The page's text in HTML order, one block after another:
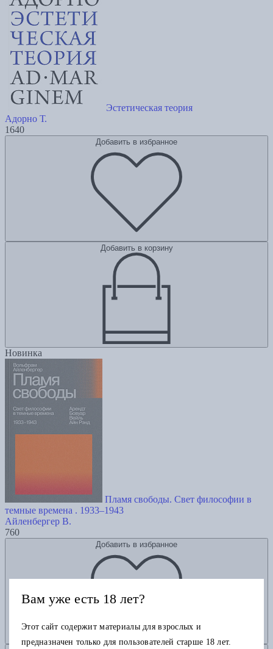
Эстетическая теория
Адорно Т.
1640
Добавить в избранное
Добавить в корзину
Новинка
Пламя свободы. Свет философии в
темные времена . 1933–1943
Айленбергер В.
760
Добавить в избранное
Вам уже есть 18 лет?
Этот сайт содержит материалы для взрослых и
предназначен только для пользователей старше 18 лет.